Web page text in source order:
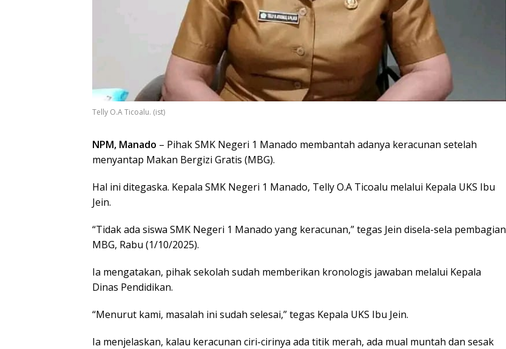
Telly O.A Ticoalu. (ist)
NPM, Manado – Pihak SMK Negeri 1 Manado membantah adanya keracunan setelah
menyantap Makan Bergizi Gratis (MBG).
Hal ini ditegaska. Kepala SMK Negeri 1 Manado, Telly O.A Ticoalu melalui Kepala UKS Ibu
Jein.
“Tidak ada siswa SMK Negeri 1 Manado yang keracunan,” tegas Jein disela-sela pembagian
MBG, Rabu (1/10/2025).
Ia mengatakan, pihak sekolah sudah memberikan kronologis jawaban melalui Kepala
Dinas Pendidikan.
“Menurut kami, masalah ini sudah selesai,” tegas Kepala UKS Ibu Jein.
Ia menjelaskan, kalau keracunan ciri-cirinya ada titik merah, ada mual muntah dan sesak